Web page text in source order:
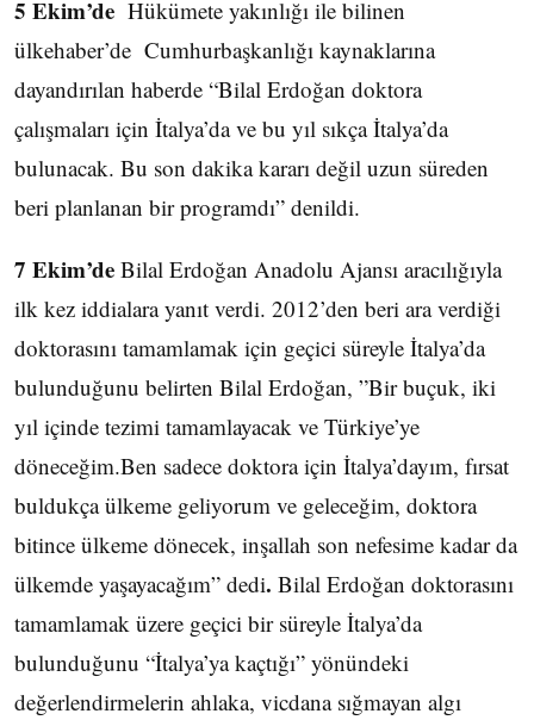
5 Ekim’de Hükümete yakınlığı ile bilinen
ülkehaber’de Cumhurbaşkanlığı kaynaklarına
dayandırılan haberde “Bilal Erdoğan doktora
çalışmaları için İtalya’da ve bu yıl sıkça İtalya’da
bulunacak. Bu son dakika kararı değil uzun süreden
beri planlanan bir programdı” denildi.
7 Ekim’de Bilal Erdoğan Anadolu Ajansı aracılığıyla
ilk kez iddialara yanıt verdi. 2012’den beri ara verdiği
doktorasını tamamlamak için geçici süreyle İtalya’da
bulunduğunu belirten Bilal Erdoğan, ”Bir buçuk, iki
yıl içinde tezimi tamamlayacak ve Türkiye’ye
döneceğim.Ben sadece doktora için İtalya’dayım, fırsat
buldukça ülkeme geliyorum ve geleceğim, doktora
bitince ülkeme dönecek, inşallah son nefesime kadar da
ülkemde yaşayacağım” dedi. Bilal Erdoğan doktorasını
tamamlamak üzere geçici bir süreyle İtalya’da
bulunduğunu “İtalya’ya kaçtığı” yönündeki
değerlendirmelerin ahlaka, vicdana sığmayan algı